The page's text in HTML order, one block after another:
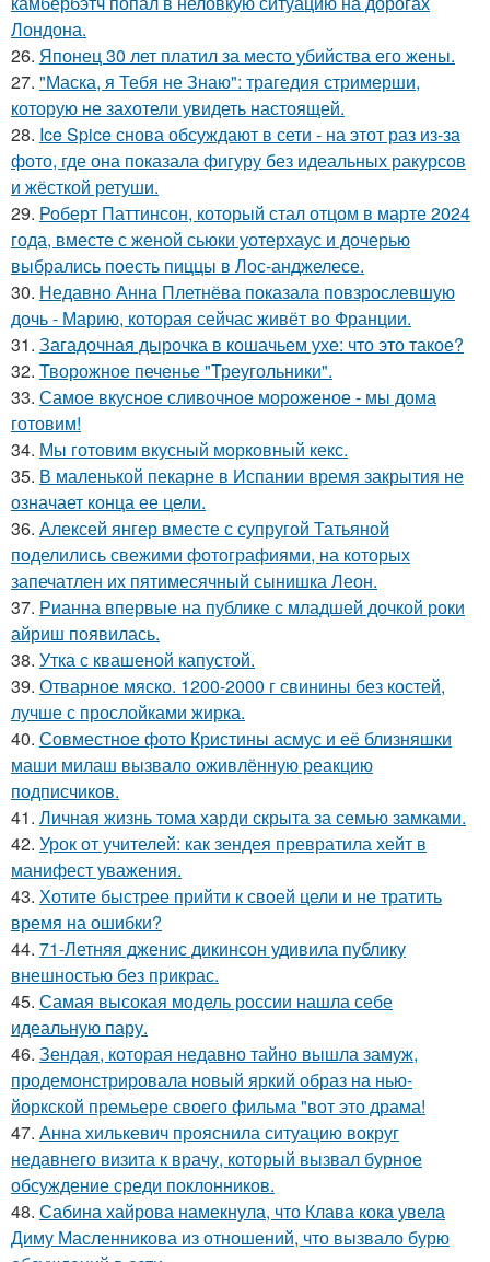
Лондона.
26. Японец 30 лет платил за место убийства его жены.
27. "Маска, я Тебя не Знаю": трагедия стримерши,
которую не захотели увидеть настоящей.
28. Ice Spice снова обсуждают в сети - на этот раз из-за
фото, где она показала фигуру без идеальных ракурсов
и жёсткой ретуши.
29. Роберт Паттинсон, который стал отцом в марте 2024
года, вместе с женой сьюки уотерхаус и дочерью
выбрались поесть пиццы в Лос-анджелесе.
30. Недавно Анна Плетнёва показала повзрослевшую
дочь - Марию, которая сейчас живёт во Франции.
31. Загадочная дырочка в кошачьем ухе: что это такое?
32. Творожное печенье "Треугольники".
33. Самое вкусное сливочное мороженое - мы дома
готовим!
34. Мы готовим вкусный морковный кекс.
35. В маленькой пекарне в Испании время закрытия не
означает конца ее цели.
36. Алексей янгер вместе с супругой Татьяной
поделились свежими фотографиями, на которых
запечатлен их пятимесячный сынишка Леон.
37. Рианна впервые на публике с младшей дочкой роки
айриш появилась.
38. Утка с квашеной капустой.
39. Отварное мяско. 1200-2000 г свинины без костей,
лучше с прослойками жирка.
40. Совместное фото Кристины асмус и её близняшки
маши милаш вызвало оживлённую реакцию
подписчиков.
41. Личная жизнь тома харди скрыта за семью замками.
42. Урок от учителей: как зендея превратила хейт в
манифест уважения.
43. Хотите быстрее прийти к своей цели и не тратить
время на ошибки?
44. 71-Летняя дженис дикинсон удивила публику
внешностью без прикрас.
45. Самая высокая модель россии нашла себе
идеальную пару.
46. Зендая, которая недавно тайно вышла замуж,
продемонстрировала новый яркий образ на нью-
йоркской премьере своего фильма "вот это драма!
47. Анна хилькевич прояснила ситуацию вокруг
недавнего визита к врачу, который вызвал бурное
обсуждение среди поклонников.
48. Сабина хайрова намекнула, что Клава кока увела
Диму Масленникова из отношений, что вызвало бурю